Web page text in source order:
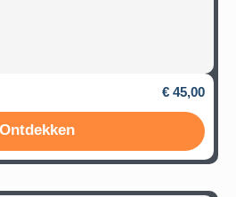
€ 45,00
Ontdekken